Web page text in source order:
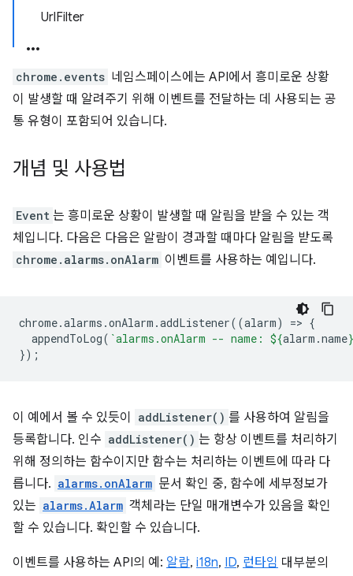
UrlFilter
chrome.events 네임스페이스에는 API에서 흥미로운 상황
이 발생할 때 알려주기 위해 이벤트를 전달하는 데 사용되는 공
통 유형이 포함되어 있습니다.
개념 및 사용법
Event 는 흥미로운 상황이 발생할 때 알림을 받을 수 있는 객
체입니다. 다음은 다음은 알람이 경과할 때마다 알림을 받도록
chrome.alarms.onAlarm 이벤트를 사용하는 예입니다.
chrome.alarms .onAlarm .addListener((alarm) => {
appendToLog( `alarms.onAlarm -- name: ${alarm .name}
});
이 예에서 볼 수 있듯이 addListener() 를 사용하여 알림을
등록합니다. 인수 addListener() 는 항상 이벤트를 처리하기
위해 정의하는 함수이지만 함수는 처리하는 이벤트에 따라 다
릅니다. alarms.onAlarm 문서 확인 중, 함수에 세부정보가
있는 alarms.Alarm 객체라는 단일 매개변수가 있음을 확인
할 수 있습니다. 확인할 수 있습니다.
이벤트를 사용하는 API의 예: 알람, i18n, ID, 런타임 대부분의